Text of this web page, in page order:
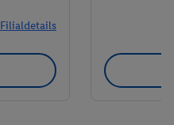
Filialdetails